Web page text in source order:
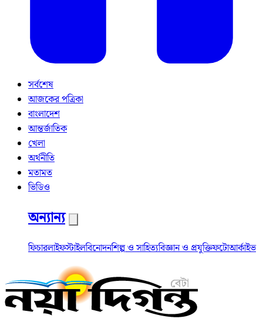
সর্বশেষ
আজকের পত্রিকা
বাংলাদেশ
আন্তর্জাতিক
খেলা
অর্থনীতি
মতামত
ভিডিও
অন্যান্য
ফিচারলাইফস্টাইলবিনোদনশিল্প ও সাহিত্যবিজ্ঞান ও প্রযুক্তিফটোআর্কাইভ